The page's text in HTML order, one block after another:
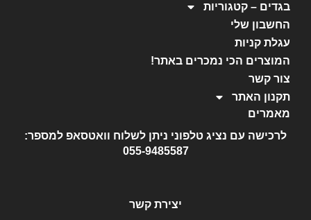
בגדים – קטגוריות
החשבון שלי
עגלת קניות
המוצרים הכי נמכרים באתר!
צור קשר
תקנון האתר
מאמרים
לרכישה עם נציג טלפוני ניתן לשלוח וואטסאפ למספר:
055-9485587
יצירת קשר